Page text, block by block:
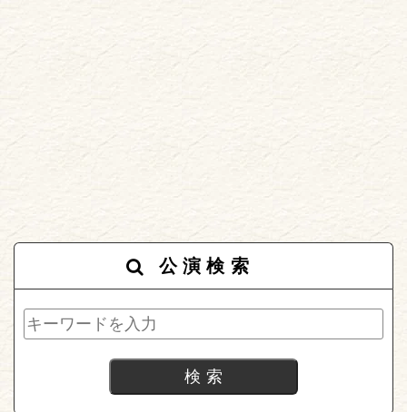
公演検索